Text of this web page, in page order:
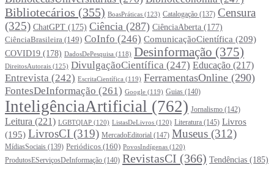
Bibliotecários (355) BoasPráticas (123) Catalogação (137) Censura
(325) ChatGPT (175) Ciência (287) CiênciaAberta (177)
CiênciaBrasileira (149) CoInfo (246) ComunicaçãoCientífica (209)
COVID19 (178) DadosDePesquisa (118) Desinformação (375)
DireitosAutorais (125) DivulgaçãoCientífica (247) Educação (217)
Entrevista (242) EscritaCientífica (119) FerramentasOnline (290)
FontesDeInformação (261) Google (119) Guias (140)
InteligênciaArtificial (762) Jornalismo (142)
Leitura (221) LGBTQIAP (120) ListasDeLivros (120) Literatura (145) Livros
(195) LivrosCI (319) MercadoEditorial (147) Museus (312)
MídiasSociais (139) Periódicos (160) PovosIndígenas (120)
ProdutosEServiçosDeInformação (140) RevistasCI (366) Tendências (185)